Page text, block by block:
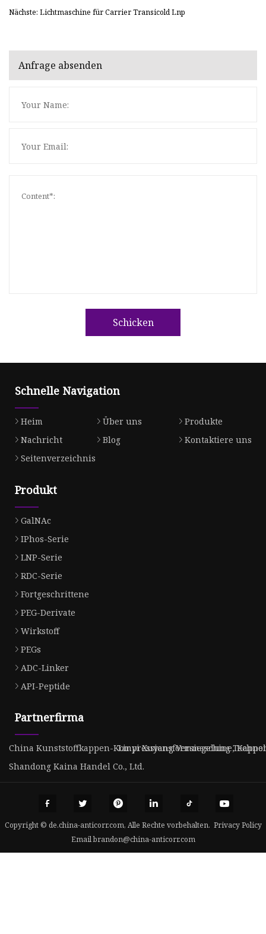
Nächste: Lichtmaschine für Carrier Transicold Lnp
Anfrage absenden
Schicken
Schnelle Navigation
Heim Über uns
Produkte
Nachricht
Blog
Kontaktiere uns
Seitenverzeichnis
Produkt
GalNAc
IPhos-Serie
LNP-Serie
RDC-Serie
Fortgeschrittene
PEG-Derivate
Wirkstoff
PEGs
ADC-Linker
API-Peptide
Partnerfirma
China Kunststoffkappen-Kompressionsformmaschine,
Linyi Xuyang Versiegelung
Shandong Kaina Handel Co., Ltd.
Copyright © de.china-anticorr.com, Alle Rechte vorbehalten. Privacy Policy
Emailbrandon@china-anticorr.com